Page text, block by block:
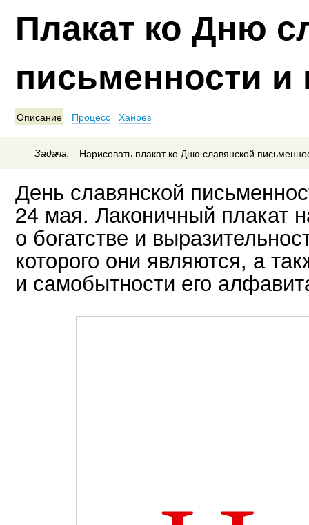
Плакат ко Дню
письменности и
Описание Процесс Хайрез
Задача. Нарисовать плакат ко Дню славянской
День славянской
24 мая. Лаконичный плакат
о богатстве и
которого они являются, а
и самобытности его